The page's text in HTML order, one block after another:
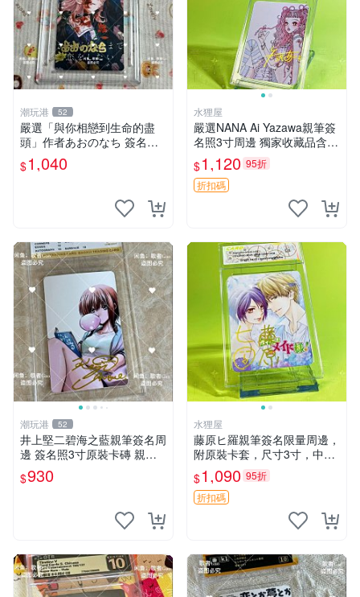
潮玩港 52
嚴選「與你相戀到生命的盡
頭」作者あおのなち 簽名照
片 3寸原裝卡磚 親筆簽名照
收藏佳品 周邊限定 照片拍賣
$1,040
水狸屋
嚴選NANA Ai Yazawa親筆簽
名照3寸周邊 獨家收藏品含卡
磚 日版中古 默認初瑕 周邊
照片 署名
$1,120 95折
折扣碼
潮玩港 52
井上堅二碧海之藍親筆簽名周
邊 簽名照3寸原裝卡磚 親
筆、收藏、簽名照
$930
水狸屋
藤原ヒ羅親筆簽名限量周邊，
附原裝卡套，尺寸3寸，中古
輕瑕 會長大人 親筆 簽名 周
邊 卡套 3寸 中古初瑕
$1,090 95折
折扣碼